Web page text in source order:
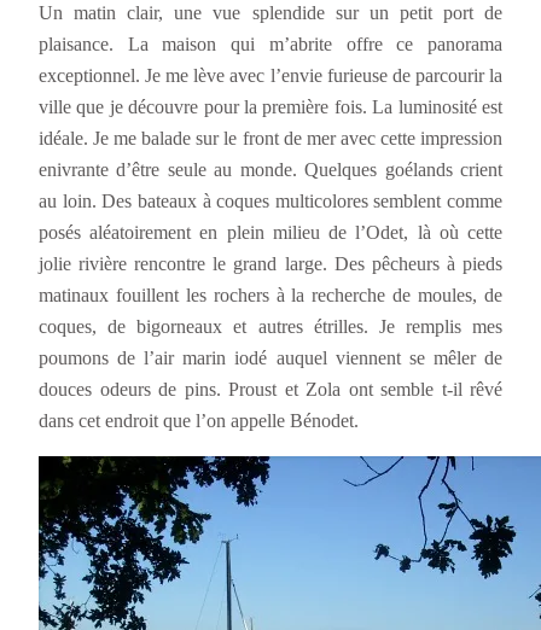
Un matin clair, une vue splendide sur un petit port de
plaisance. La maison qui m’abrite offre ce panorama
exceptionnel. Je me lève avec l’envie furieuse de parcourir la
ville que je découvre pour la première fois. La luminosité est
idéale. Je me balade sur le front de mer avec cette impression
enivrante d’être seule au monde. Quelques goélands crient
au loin. Des bateaux à coques multicolores semblent comme
posés aléatoirement en plein milieu de l’Odet, là où cette
jolie rivière rencontre le grand large. Des pêcheurs à pieds
matinaux fouillent les rochers à la recherche de moules, de
coques, de bigorneaux et autres étrilles. Je remplis mes
poumons de l’air marin iodé auquel viennent se mêler de
douces odeurs de pins. Proust et Zola ont semble t-il rêvé
dans cet endroit que l’on appelle Bénodet.